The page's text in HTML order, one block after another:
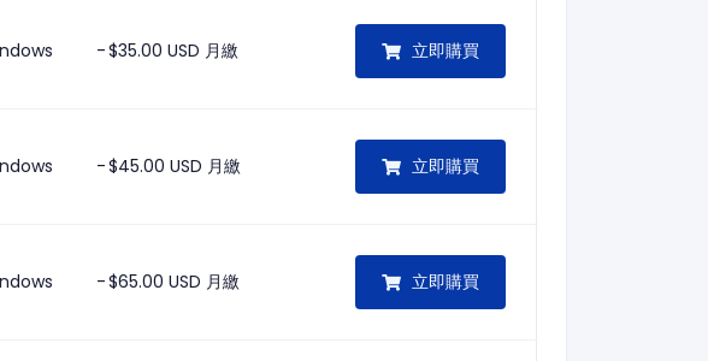
-$35.00 USD 月繳 立即購買
-$45.00 USD 月繳 立即購買
-$65.00 USD 月繳 立即購買